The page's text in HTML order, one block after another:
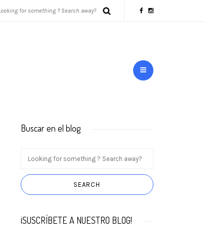
Buscar en el blog
¡SUSCRÍBETE A NUESTRO BLOG!